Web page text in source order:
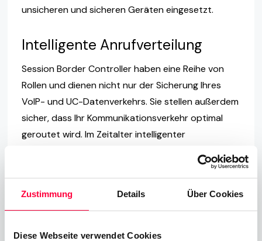
Zustimmung Details Über Cookies
Diese Webseite verwendet Cookies
unsicheren und sicheren Geräten eingesetzt.
Intelligente Anrufverteilung
Session Border Controller haben eine Reihe von
Rollen und dienen nicht nur der Sicherung Ihres
VoIP- und UC-Datenverkehrs. Sie stellen außerdem
sicher, dass Ihr Kommunikationsverkehr optimal
geroutet wird. Im Zeitalter intelligenter
jeder einzelne Anrufer zur richtigen Person
Kundenzufriedenheit und die Produktivität der